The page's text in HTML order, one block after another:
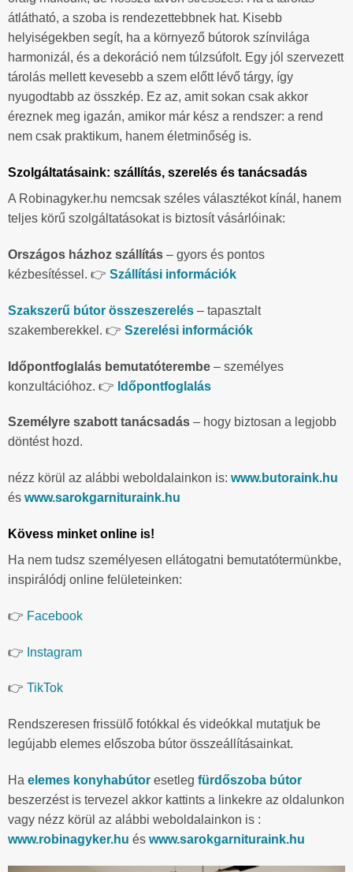
átlátható, a szoba is rendezettebbnek hat. Kisebb
helyiségekben segít, ha a környező bútorok színvilága
harmonizál, és a dekoráció nem túlzsúfolt. Egy jól szervezett
tárolás mellett kevesebb a szem előtt lévő tárgy, így
nyugodtabb az összkép. Ez az, amit sokan csak akkor
éreznek meg igazán, amikor már kész a rendszer: a rend
nem csak praktikum, hanem életminőség is.
Szolgáltatásaink: szállítás, szerelés és tanácsadás
A Robinagyker.hu nemcsak széles választékot kínál, hanem
teljes körű szolgáltatásokat is biztosít vásárlóinak:
Országos házhoz szállítás – gyors és pontos
kézbesítéssel. 👉 Szállítási információk
Szakszerű bútor összeszerelés – tapasztalt
szakemberekkel. 👉 Szerelési információk
Időpontfoglalás bemutatóterembe – személyes
konzultációhoz. 👉 Időpontfoglalás
Személyre szabott tanácsadás – hogy biztosan a legjobb
döntést hozd.
nézz körül az alábbi weboldalainkon is: www.butoraink.hu
és www.sarokgarnituraink.hu
Kövess minket online is!
Ha nem tudsz személyesen ellátogatni bemutatótermünkbe,
inspirálódj online felületeinken:
👉 Facebook
👉 Instagram
👉 TikTok
Rendszeresen frissülő fotókkal és videókkal mutatjuk be
legújabb elemes előszoba bútor összeállításainkat.
Ha elemes konyhabútor esetleg fürdőszoba bútor
beszerzést is tervezel akkor kattints a linkekre az oldalunkon
vagy nézz körül az alábbi weboldalainkon is :
www.robinagyker.hu és www.sarokgarnituraink.hu